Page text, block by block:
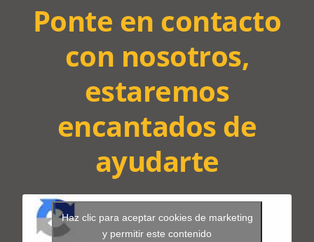
Ponte en contacto
con nosotros,
estaremos
encantados de
ayudarte
Haz clic para aceptar cookies de marketing
y permitir este contenido